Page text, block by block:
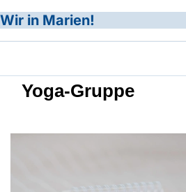
Wir in Marien!
Yoga-Gruppe